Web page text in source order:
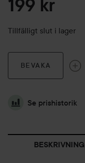
199 kr
Tillfälligt slut i lager
BEVAKA
Se prishistorik
BESKRIVNING